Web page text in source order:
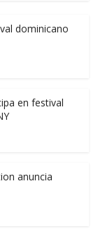
dominicano
en festival
anuncia